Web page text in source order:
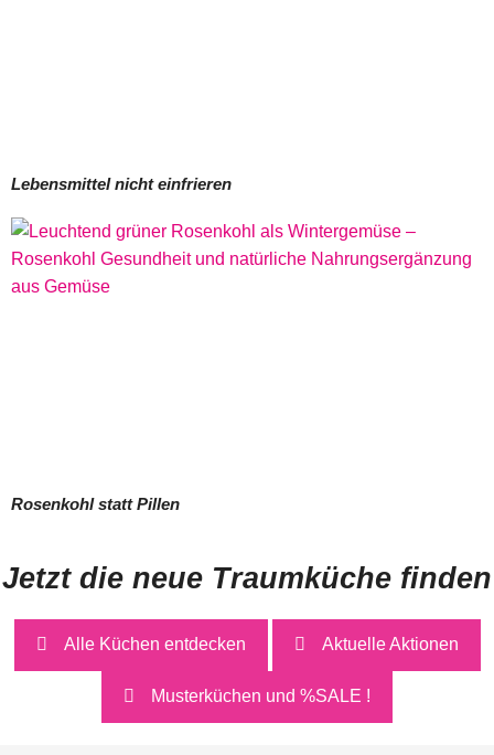
Lebensmittel nicht einfrieren
Rosenkohl statt Pillen
Jetzt die neue Traumküche finden
Alle Küchen entdecken Aktuelle Aktionen
Musterküchen und %SALE !